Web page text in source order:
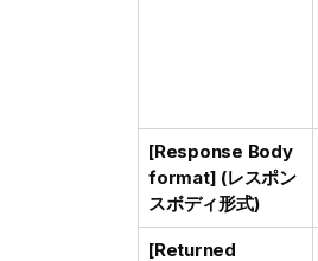
[Response Body
format] (レスポン
スボディ形式)
[Returned